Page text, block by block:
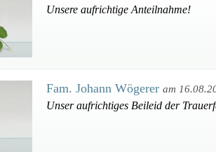
Unsere aufrichtige Anteilnahme!
Fam. Johann Wögerer am
Unser aufrichtiges Beileid der